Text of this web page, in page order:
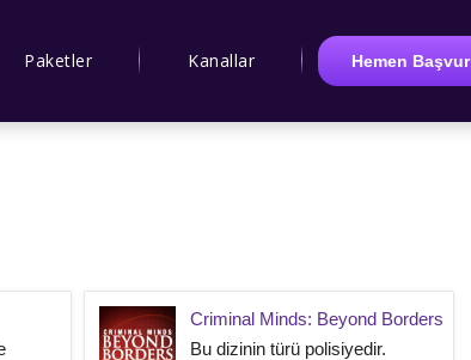
Paketler Kanallar Hemen Başvur
Criminal Minds: Beyond Borders
Bu dizinin türü polisiyedir.